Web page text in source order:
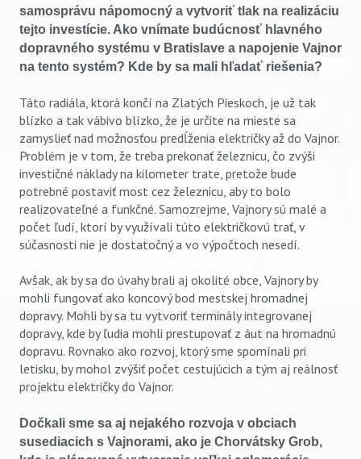
samosprávu nápomocný a vytvoriť tlak na realizáciu
tejto investície. Ako vnímate budúcnosť hlavného
dopravného systému v Bratislave a napojenie Vajnor
na tento systém? Kde by sa mali hľadať riešenia?
Táto radiála, ktorá končí na Zlatých Pieskoch, je už tak
blízko a tak vábivo blízko, že je určite na mieste sa
zamyslieť nad možnosťou predĺženia električky až do Vajnor.
Problém je v tom, že treba prekonať železnicu, čo zvýši
investičné náklady na kilometer trate, pretože bude
potrebné postaviť most cez železnicu, aby to bolo
realizovateľné a funkčné. Samozrejme, Vajnory sú malé a
počet ľudí, ktorí by využívali túto električkovú trať, v
súčasnosti nie je dostatočný a vo výpočtoch nesedí.
Avšak, ak by sa do úvahy brali aj okolité obce, Vajnory by
mohli fungovať ako koncový bod mestskej hromadnej
dopravy. Mohli by sa tu vytvoriť terminály integrovanej
dopravy, kde by ľudia mohli prestupovať z áut na hromadnú
dopravu. Rovnako ako rozvoj, ktorý sme spomínali pri
letisku, by mohol zvýšiť počet cestujúcich a tým aj reálnosť
projektu električky do Vajnor.
Dočkali sme sa aj nejakého rozvoja v obciach
susediacich s Vajnorami, ako je Chorvátsky Grob,